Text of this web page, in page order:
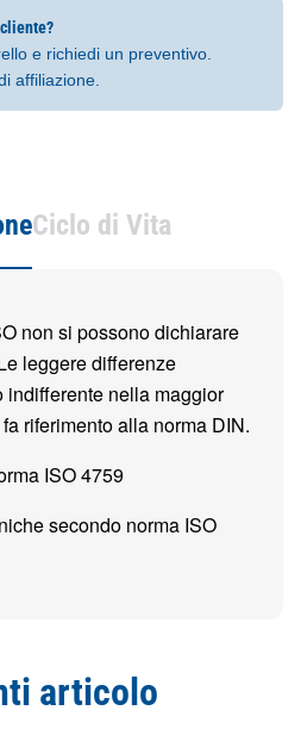
e richiedi un preventivo.
affiliazione.
Ciclo di Vita
non si possono dichiarare
leggere differenze
nella maggior
riferimento alla norma DIN.
ISO 4759
secondo norma ISO
articolo